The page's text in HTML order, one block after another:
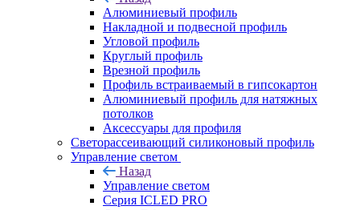
Алюминиевый профиль
Накладной и подвесной профиль
Угловой профиль
Круглый профиль
Врезной профиль
Профиль встраиваемый в гипсокартон
Алюминиевый профиль для натяжных
потолков
Аксессуары для профиля
Светорассеивающий силиконовый профиль
Управление светом
Назад
Управление светом
Серия ICLED PRO